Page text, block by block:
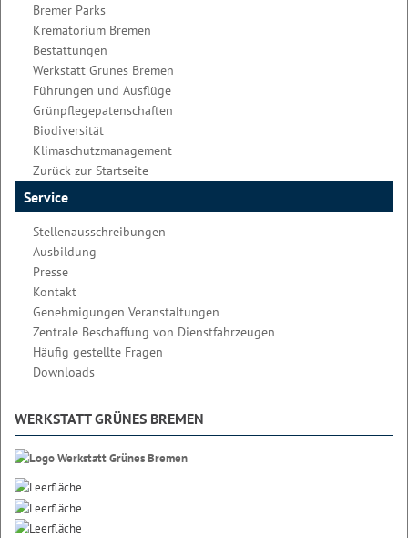
Bremer Parks
Krematorium Bremen
Bestattungen
Werkstatt Grünes Bremen
Führungen und Ausflüge
Grünpflegepatenschaften
Biodiversität
Klimaschutzmanagement
Zurück zur Startseite
Service
Stellenausschreibungen
Ausbildung
Presse
Kontakt
Genehmigungen Veranstaltungen
Zentrale Beschaffung von Dienstfahrzeugen
Häufig gestellte Fragen
Downloads
WERKSTATT GRÜNES BREMEN